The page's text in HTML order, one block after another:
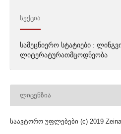
ᲡᲔᲥᲪᲘᲐ
სამეცნიერო სტატიები :
ლიტერატურათმცოდნეობა
ᲚᲘᲪᲔᲜᲖᲘᲐ
საავტორო უფლებები (c) 2019